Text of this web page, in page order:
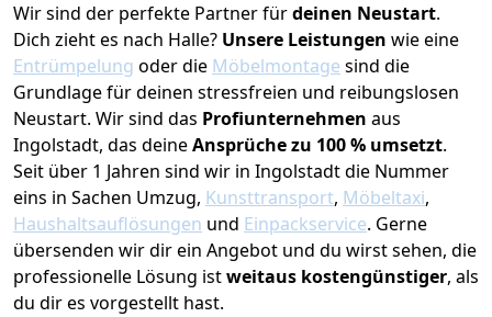
Wir sind der perfekte Partner fürdeinen Neustart.
Dich zieht es nach Halle? Unsere Leistungen wie eine
Entrümpelung oder die Möbelmontage sind die
Grundlage für deinen stressfreien und reibungslosen
Neustart. Wir sind das Profiunternehmen aus
Ingolstadt, das deineAnsprüche zu 100 % umsetzt.
Seit über 1 Jahren sind wir in Ingolstadt die Nummer
eins in Sachen Umzug, Kunsttransport, Möbeltaxi,
Haushaltsauflösungen und Einpackservice. Gerne
übersenden wir dir ein Angebot und du wirst sehen, die
professionelle Lösung istweitaus kostengünstiger, als
du dir es vorgestellt hast.